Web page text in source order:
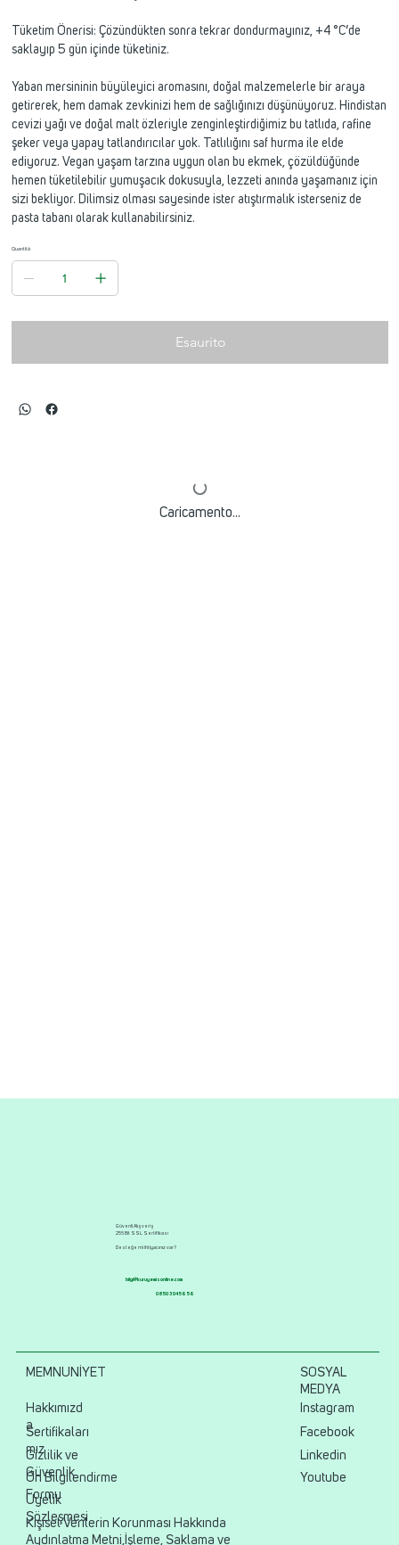
Tüketim Önerisi: Çözündükten sonra tekrar dondurmayınız, +4 °C’de
saklayıp 5 gün içinde tüketiniz.
Yaban mersininin büyüleyici aromasını, doğal malzemelerle bir araya
getirerek, hem damak zevkinizi hem de sağlığınızı düşünüyoruz. Hindistan
cevizi yağı ve doğal malt özleriyle zenginleştirdiğimiz bu tatlıda, rafine
şeker veya yapay tatlandırıcılar yok. Tatlılığını saf hurma ile elde
ediyoruz. Vegan yaşam tarzına uygun olan bu ekmek, çözüldüğünde
hemen tüketilebilir yumuşacık dokusuyla, lezzeti anında yaşamanız için
sizi bekliyor. Dilimsiz olması sayesinde ister atıştırmalık isterseniz de
pasta tabanı olarak kullanabilirsiniz.
Quantità
Esaurito
Caricamento...
Güvenli Alışveriş
256 Bit SSL Sertifikası
Desteğe mi ihtiyacınız var?
bilgi@kuruyemisonline.com
0850 304 56 56
Hakkımızd
a
Sertifikaları
mız
MEMNUNİYET
Gizlilik ve
Güvenlik
Ön Bilgilendirme
Formu
Üyelik
Sözleşmesi
Kişisel Verilerin Korunması Hakkında
Aydınlatma Metni,İşleme, Saklama ve
SOSYAL
MEDYA
Instagram
Facebook
Linkedin
Youtube